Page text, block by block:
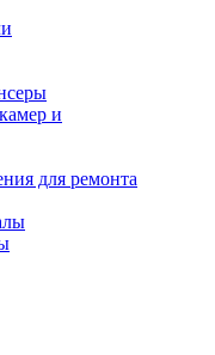
и
для ремонта